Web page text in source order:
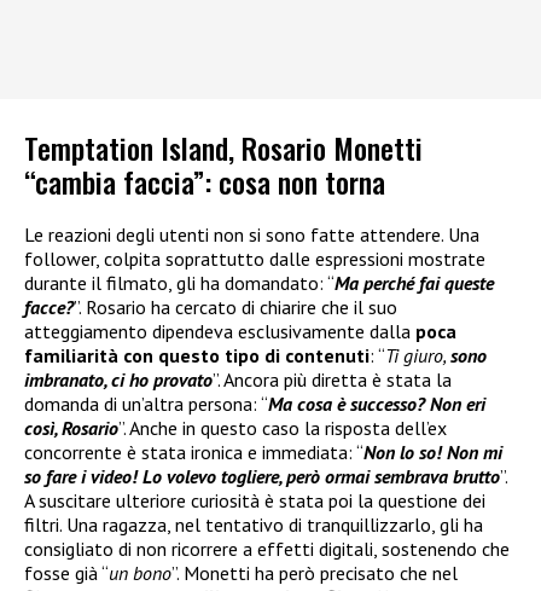
Temptation Island, Rosario Monetti
“cambia faccia”: cosa non torna
Le reazioni degli utenti non si sono fatte attendere. Una
follower, colpita soprattutto dalle espressioni mostrate
durante il filmato, gli ha domandato: “Ma perché fai queste
facce?”. Rosario ha cercato di chiarire che il suo
atteggiamento dipendeva esclusivamente dalla poca
familiarità con questo tipo di contenuti: “Ti giuro, sono
imbranato, ci ho provato”. Ancora più diretta è stata la
domanda di un’altra persona: “Ma cosa è successo? Non eri
così, Rosario”. Anche in questo caso la risposta dell’ex
concorrente è stata ironica e immediata: “Non lo so! Non mi
so fare i video! Lo volevo togliere, però ormai sembrava brutto”.
A suscitare ulteriore curiosità è stata poi la questione dei
filtri. Una ragazza, nel tentativo di tranquillizzarlo, gli ha
consigliato di non ricorrere a effetti digitali, sostenendo che
fosse già “un bono”. Monetti ha però precisato che nel